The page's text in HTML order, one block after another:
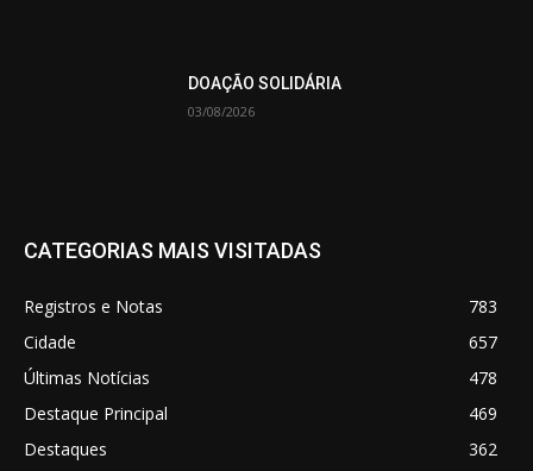
DOAÇÃO SOLIDÁRIA
03/08/2026
CATEGORIAS MAIS VISITADAS
Registros e Notas
783
Cidade
657
Últimas Notícias
478
Destaque Principal
469
Destaques
362